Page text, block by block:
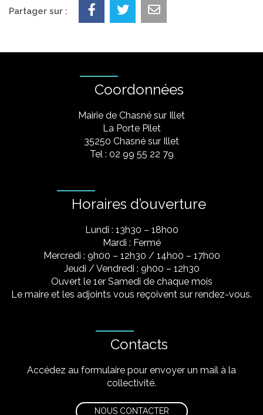
Partager sur :
Coordonnées
Mairie de Chasné sur Illet
La Porte Pilet
35250 Chasné sur Illet
Tel : 02 99 55 22 79
Horaires d’ouverture
Lundi : 13h30 – 18h00
Mardi : Fermé
Mercredi : 9h00 – 12h30 / 14h00 – 17h00
Jeudi / Vendredi : 9h00 – 12h30
Ouvert le 1er Samedi de chaque mois
Le maire et les adjoints vous reçoivent sur rendez-vous.
Contacts
Accédez au formulaire pour envoyer un mail à la
collectivité.
NOUS CONTACTER